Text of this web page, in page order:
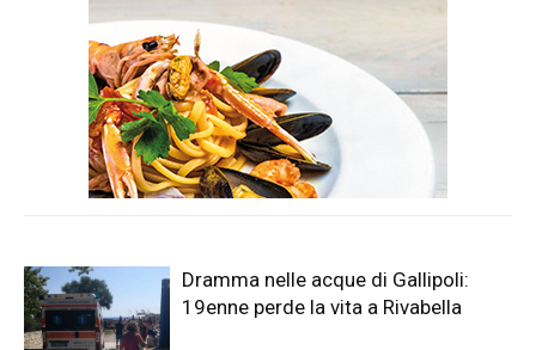
Dramma nelle acque di Gallipoli:
19enne perde la vita a Rivabella